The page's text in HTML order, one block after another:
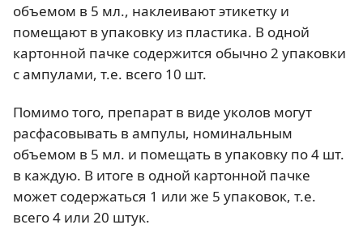
объемом в 5 мл., наклеивают этикетку и
помещают в упаковку из пластика. В одной
картонной пачке содержится обычно 2 упаковки
с ампулами, т.е. всего 10 шт.
Помимо того, препарат в виде уколов могут
расфасовывать в ампулы, номинальным
объемом в 5 мл. и помещать в упаковку по 4 шт.
в каждую. В итоге в одной картонной пачке
может содержаться 1 или же 5 упаковок, т.е.
всего 4 или 20 штук.